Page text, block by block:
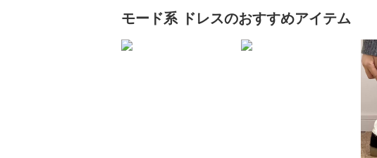
モード系 ドレスのおすすめアイテム